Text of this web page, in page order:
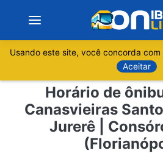
Sobre
Minas Gerais
Usando este site, você concorda com
Aceitar
Horário de
Canasvieiras
Jurerê |